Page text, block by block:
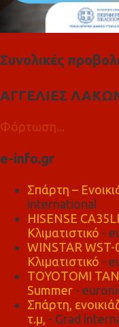
Συνολικές
ΑΓΓΕΛΙΕΣ
Φόρτωση...
e-info.gr
Σπάρτη –
international
HISENSE
Κλιματιστικό -
WINSTAR
Κλιματιστικό -
TOYOTOMI
Summer -
Σπάρτη,
τ.μ, - Grad